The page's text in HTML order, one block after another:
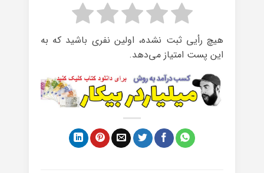
هیچ رأیی ثبت نشده، اولین نفری باشید که به
این پست امتیاز می‌دهد.